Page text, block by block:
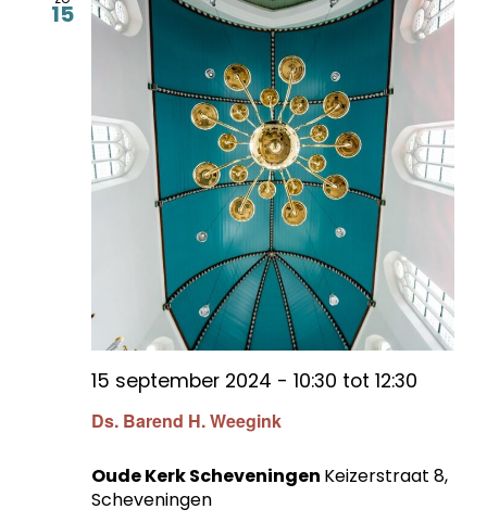
15
Ds. Barend H. Weegink
15 september 2024 - 10:30 tot 12:30
Oude Kerk Scheveningen Keizerstraat 8,
Scheveningen